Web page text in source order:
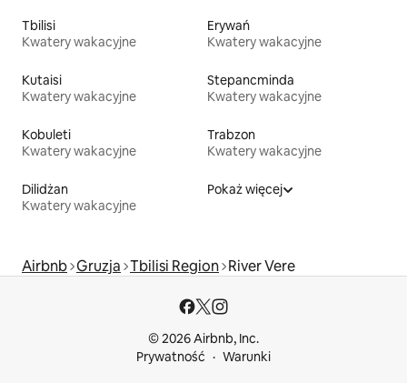
Tbilisi
Kwatery wakacyjne
Erywań
Kwatery wakacyjne
Kutaisi
Kwatery wakacyjne
Stepancminda
Kwatery wakacyjne
Kobuleti
Kwatery wakacyjne
Trabzon
Kwatery wakacyjne
Dilidżan
Kwatery wakacyjne
Pokaż więcej
Airbnb Gruzja Tbilisi Region River Vere
© 2026 Airbnb, Inc.
Prywatność
Warunki